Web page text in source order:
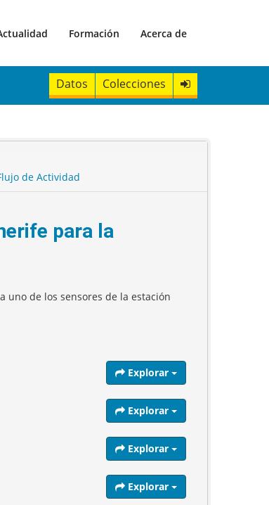
Formación Acerca de
Datos Colecciones
de Actividad
para la
uno de los sensores de la estación
Explorar
Explorar
Explorar
Explorar